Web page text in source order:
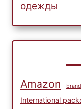
одежды
Amazon
International